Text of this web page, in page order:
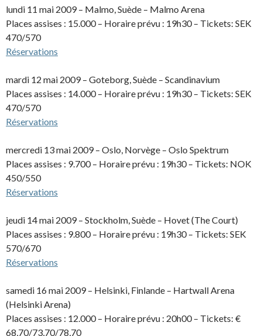
lundi 11 mai 2009 – Malmo, Suède – Malmo Arena
Places assises : 15.000 – Horaire prévu : 19h30 – Tickets: SEK
470/570
Réservations
mardi 12 mai 2009 – Goteborg, Suède – Scandinavium
Places assises : 14.000 – Horaire prévu : 19h30 – Tickets: SEK
470/570
Réservations
mercredi 13 mai 2009 – Oslo, Norvège – Oslo Spektrum
Places assises : 9.700 – Horaire prévu : 19h30 – Tickets: NOK
450/550
Réservations
jeudi 14 mai 2009 – Stockholm, Suède – Hovet (The Court)
Places assises : 9.800 – Horaire prévu : 19h30 – Tickets: SEK
570/670
Réservations
samedi 16 mai 2009 – Helsinki, Finlande – Hartwall Arena
(Helsinki Arena)
Places assises : 12.000 – Horaire prévu : 20h00 – Tickets: €
68,70/73,70/78,70